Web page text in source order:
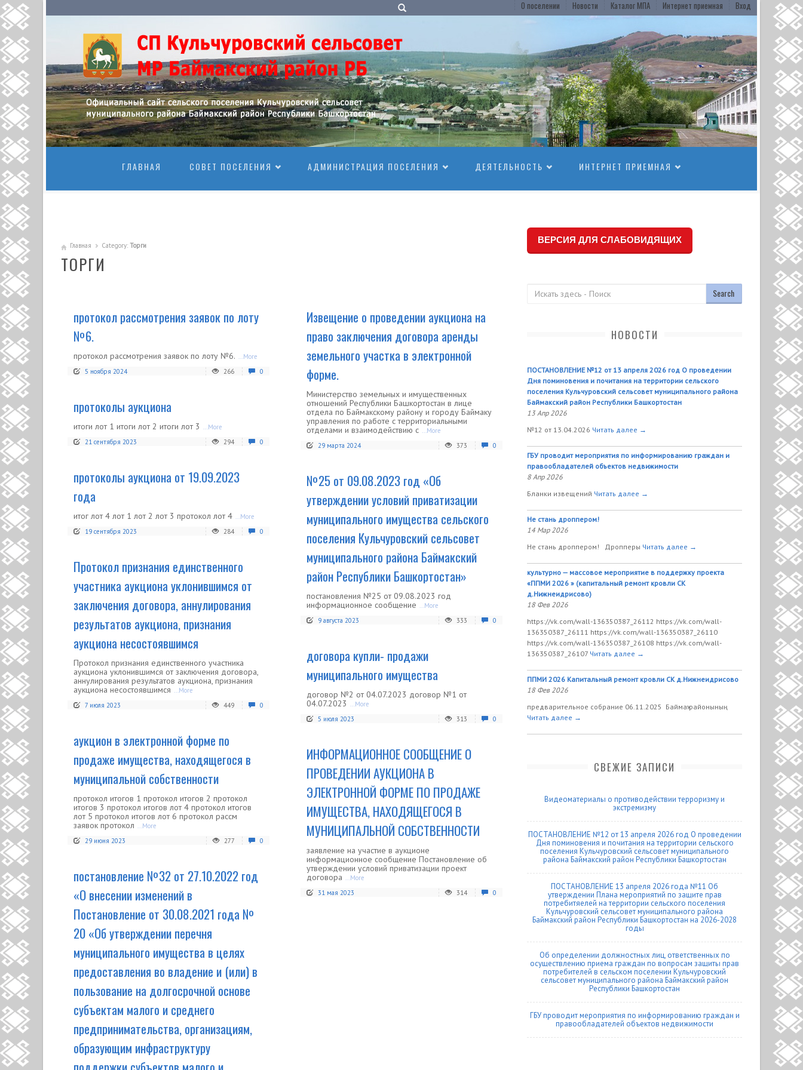
О поселении Новости Каталог МПА Интернет приемная Вход
ГЛАВНАЯ
СОВЕТ ПОСЕЛЕНИЯ АДМИНИСТРАЦИЯ ПОСЕЛЕНИЯ ДЕЯТЕЛЬНОСТЬ ИНТЕРНЕТ ПРИЕМНАЯ
Главная Category: Торги
ТОРГИ
протокол рассмотрения заявок по лоту
№6.
протокол рассмотрения заявок по лоту №6. ...More
5 ноября 2024
266 0
Извещение о проведении аукциона на
право заключения договора аренды
земельного участка в электронной
форме.
Министерство земельных и имущественных
отношений Республики Башкортостан в лице
отдела по Баймакскому району и городу Баймаку
управления по работе с территориальными
отделами и взаимодействию с ...More
29 марта 2024
373 0
протоколы аукциона
итоги лот 1 итоги лот 2 итоги лот 3 ...More
21 сентября 2023
294 0
протоколы аукциона от 19.09.2023
года
итог лот 4 лот 1 лот 2 лот 3 протокол лот 4 ...More
19 сентября 2023
284 0
№25 от 09.08.2023 год «Об
утверждении условий приватизации
муниципального имущества сельского
поселения Кульчуровский сельсовет
муниципального района Баймакский
район Республики Башкортостан»
постановления №25 от 09.08.2023 год
информационное сообщение ...More
9 августа 2023
333 0
Протокол признания единственного
участника аукциона уклонившимся от
заключения договора, аннулирования
результатов аукциона, признания
аукциона несостоявшимся
Протокол признания единственного участника
аукциона уклонившимся от заключения договора,
аннулирования результатов аукциона, признания
аукциона несостоявшимся ...More
7 июля 2023
449 0
договора купли- продажи
муниципального имущества
договор №2 от 04.07.2023 договор №1 от
04.07.2023 ...More
5 июля 2023
313 0
аукцион в электронной форме по
продаже имущества, находящегося в
муниципальной собственности
протокол итогов 1 протокол итогов 2 протокол
итогов 3 протокол итогов лот 4 протокол итогов
лот 5 протокол итогов лот 6 протокол рассм
заявок протокол ...More
29 июня 2023
277 0
ИНФОРМАЦИОННОЕ СООБЩЕНИЕ О
ПРОВЕДЕНИИ АУКЦИОНА В
ЭЛЕКТРОННОЙ ФОРМЕ ПО ПРОДАЖЕ
ИМУЩЕСТВА, НАХОДЯЩЕГОСЯ В
МУНИЦИПАЛЬНОЙ СОБСТВЕННОСТИ
заявление на участие в аукционе
информационное сообщение Постановление об
утверждении условий приватизации проект
договора ...More
31 мая 2023
314 0
постановление №32 от 27.10.2022 год
«О внесении изменений в
Постановление от 30.08.2021 года №
20 «Об утверждении перечня
муниципального имущества в целях
предоставления во владение и (или) в
пользование на долгосрочной основе
субъектам малого и среднего
предпринимательства, организациям,
образующим инфраструктуру
ВЕРСИЯ ДЛЯ СЛАБОВИДЯЩИХ
НОВОСТИ
ПОСТАНОВЛЕНИЕ №12 от 13 апреля 2026 год О проведении
Дня поминовения и почитания на территории сельского
поселения Кульчуровский сельсовет муниципального района
Баймакский район Республики Башкортостан
13 Апр 2026
№12 от 13.04.2026 Читать далее →
ГБУ проводит мероприятия по информированию граждан и
правообладателей объектов недвижимости
8 Апр 2026
Бланки извещений Читать далее →
Не стань дроппером!
14 Мар 2026
Не стань дроппером! Дропперы Читать далее →
культурно — массовое мероприятие в поддержку проекта
«ППМИ 2026 » (капитальный ремонт кровли СК
д.Нижнеидрисово)
18 Фев 2026
https://vk.com/wall-136350387_26112 https://vk.com/wall-
136350387_26111 https://vk.com/wall-136350387_26110
https://vk.com/wall-136350387_26108 https://vk.com/wall-
136350387_26107 Читать далее →
ППМИ 2026 Капитальный ремонт кровли СК д.Нижнеидрисово
18 Фев 2026
предварительное собрание 06.11.2025 Баймаҡ районының
Читать далее →
СВЕЖИЕ ЗАПИСИ
Видеоматериалы о противодействии терроризму и
экстремизму
ПОСТАНОВЛЕНИЕ №12 от 13 апреля 2026 год О проведении
Дня поминовения и почитания на территории сельского
поселения Кульчуровский сельсовет муниципального
района Баймакский район Республики Башкортостан
ПОСТАНОВЛЕНИЕ 13 апреля 2026 года №11 Об
утверждении Плана мероприятий по защите прав
потребитяелей на территории сельского поселения
Кульчуровский сельсовет муниципального района
Баймакский район Республики Башкортостан на 2026-2028
годы
Об определении должностных лиц, ответственных по
осуществлению приема граждан по вопросам защиты прав
потребителей в сельском поселении Кульчуровский
сельсовет муниципального района Баймакский район
Республики Башкортостан
ГБУ проводит мероприятия по информированию граждан и
правообладателей объектов недвижимости